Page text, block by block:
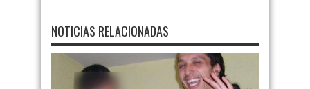
NOTICIAS RELACIONADAS